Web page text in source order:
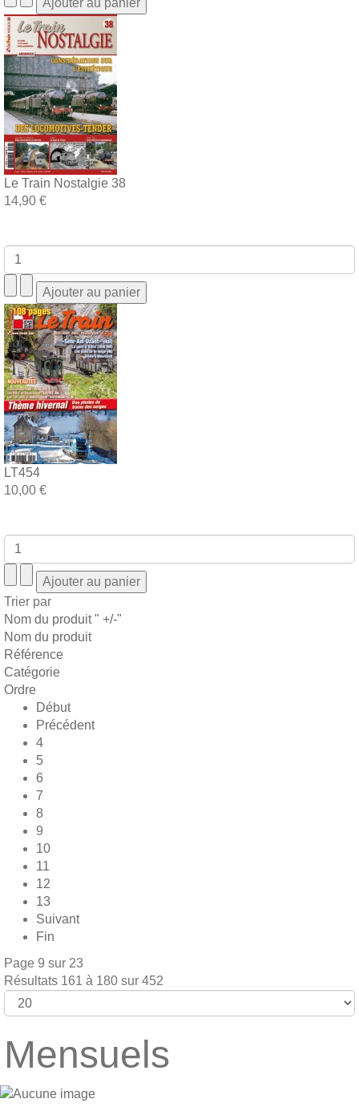
Le Train Nostalgie 38
14,90 €
LT454
10,00 €
Trier par
Nom du produit " +/-"
Nom du produit
Référence
Catégorie
Ordre
Début
Précédent
4
5
6
7
8
9
10
11
12
13
Suivant
Fin
Page 9 sur 23
Résultats 161 à 180 sur 452
Mensuels